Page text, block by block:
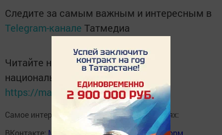
Следите за самым важным и интересным в
Telegram-канале Татмедиа
Читайте новости Татарстана в
национальном мессенджере MАХ:
https://max.ru/tatmedia
Самое интересное в наших социальных сетях: